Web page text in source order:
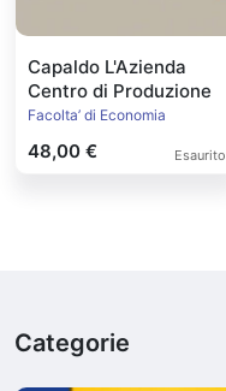
Capaldo L'Azienda
Centro di Produzione
Facolta’ di Economia
48,00 € Esaurito
Categorie